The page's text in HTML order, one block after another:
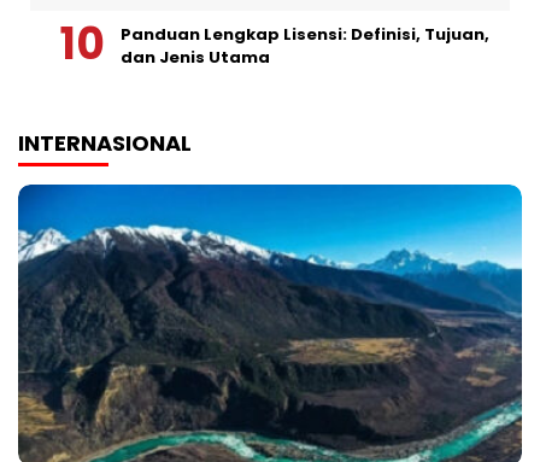
Panduan Lengkap Lisensi: Definisi, Tujuan,
dan Jenis Utama
INTERNASIONAL